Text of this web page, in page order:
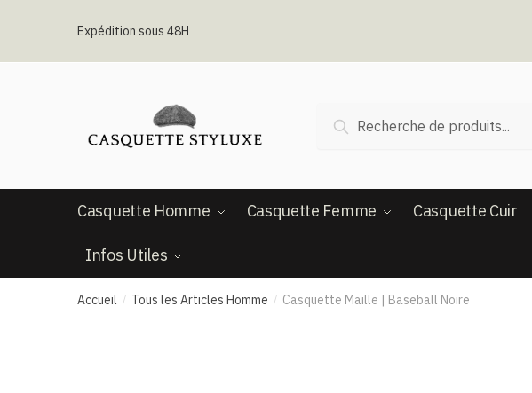
Expédition sous 48H
pour :
Recherche
Casquette Homme Casquette Femme Casquette Cuir
Infos Utiles
Accueil / Tous les Articles Homme / Casquette Maille | Baseball Noire